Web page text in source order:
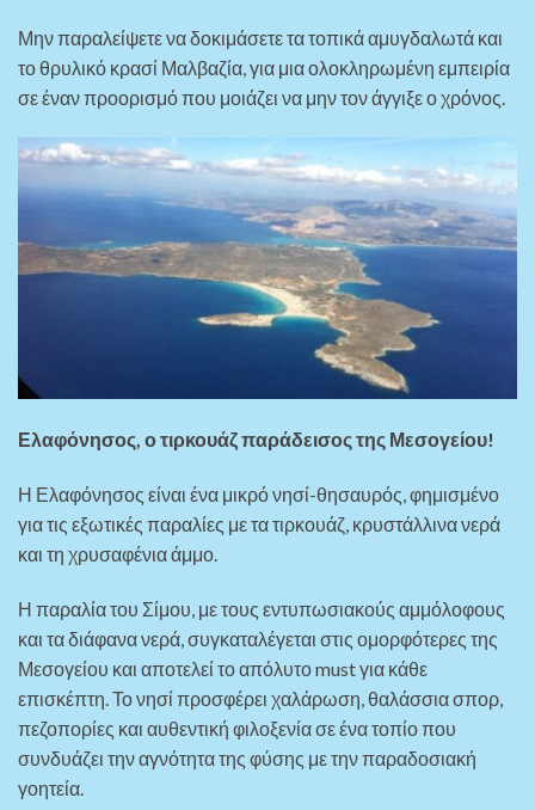
Μην παραλείψετε να δοκιμάσετε τα τοπικά αμυγδαλωτά και
το θρυλικό κρασί Μαλβαζία, για μια ολοκληρωμένη εμπειρία
σε έναν προορισμό που μοιάζει να μην τον άγγιξε ο χρόνος.
Ελαφόνησος, ο τιρκουάζ παράδεισος της Μεσογείου!
Η Ελαφόνησος είναι ένα μικρό νησί-θησαυρός, φημισμένο
για τις εξωτικές παραλίες με τα τιρκουάζ, κρυστάλλινα νερά
και τη χρυσαφένια άμμο.
Η παραλία του Σίμου, με τους εντυπωσιακούς αμμόλοφους
και τα διάφανα νερά, συγκαταλέγεται στις ομορφότερες της
Μεσογείου και αποτελεί το απόλυτο must για κάθε
επισκέπτη. Το νησί προσφέρει χαλάρωση, θαλάσσια σπορ,
πεζοπορίες και αυθεντική φιλοξενία σε ένα τοπίο που
συνδυάζει την αγνότητα της φύσης με την παραδοσιακή
γοητεία.